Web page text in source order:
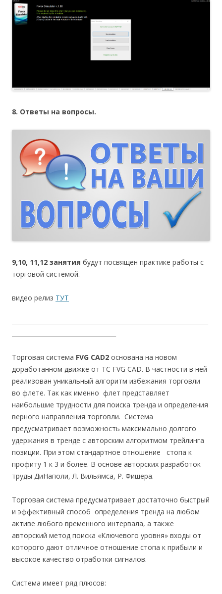
8. Ответы на вопросы.
9,10, 11,12 занятия будут посвящен практике работы с
торговой системой.
видео релиз ТУТ
Торговая система FVG CAD2 основана на новом
доработанном движке от ТС FVG CAD. В частности в ней
реализован уникальный алгоритм избежания торговли
во флете. Так как именно флет представляет
наибольшие трудности для поиска тренда и определения
верного направления торговли. Система
предусматривает возможность максимально долгого
удержания в тренде с авторским алгоритмом трейлинга
позиции. При этом стандартное отношение стопа к
профиту 1 к 3 и более. В основе авторских разработок
труды ДиНаполи, Л. Вильямса, Р. Фишера.
Торговая система предусматривает достаточно быстрый
и эффективный способ определения тренда на любом
активе любого временного интервала, а также
авторский метод поиска «Ключевого уровня» входы от
которого дают отличное отношение стопа к прибыли и
высокое качество отработки сигналов.
Система имеет ряд плюсов: